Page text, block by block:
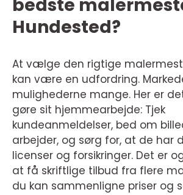
bedste
Hundested?
At vælge den rigtige
kan være en udfordring.
mulighederne mange. Her er
gøre sit hjemmearbejde: Tjek
kundeanmeldelser, bed om
arbejder, og sørg for, at de har
licenser og forsikringer. Det er
at få skriftlige tilbud fra flere
du kan sammenligne priser og